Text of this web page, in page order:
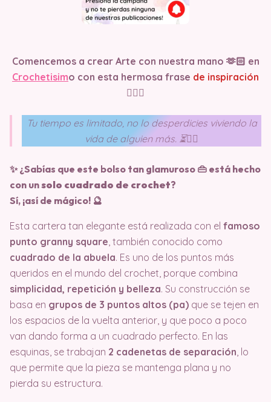
Comencemos a crear Arte con nuestra mano 🫶🏻 en
Crochetisimo con esta hermosa frase de inspiración
🧘🏻‍♀️
Tu tiempo es limitado, no lo desperdicies viviendo la
vida de alguien más. ⏳🧘‍♀️
✨ ¿Sabías que este bolso tan glamuroso 👜 está hecho
con unsolo cuadrado de crochet?
Sí, ¡así de mágico! 🔮
Esta cartera tan elegante está realizada con el famoso
punto granny square, también conocido como
cuadrado de la abuela. Es uno de los puntos más
queridos en el mundo del crochet, porque combina
simplicidad, repetición y belleza. Su construcción se
basa en grupos de 3 puntos altos (pa) que se tejen en
los espacios de la vuelta anterior, y que poco a poco
van dando forma a un cuadrado perfecto. En las
esquinas, se trabajan 2 cadenetas de separación, lo
que permite que la pieza se mantenga plana y no
pierda su estructura.